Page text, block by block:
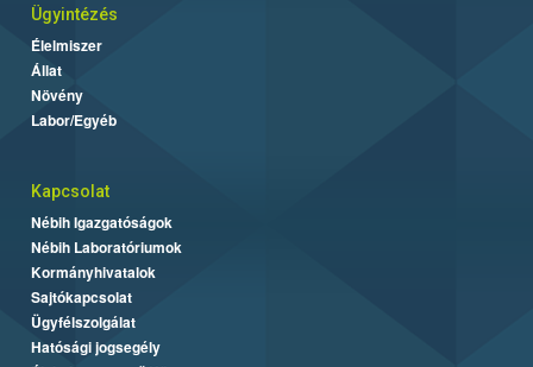
Ügyintézés
Élelmiszer
Állat
Növény
Labor/Egyéb
Kapcsolat
Nébih Igazgatóságok
Nébih Laboratóriumok
Kormányhivatalok
Sajtókapcsolat
Ügyfélszolgálat
Hatósági jogsegély